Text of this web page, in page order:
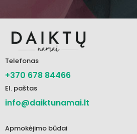
Telefonas
+370 678 84466
El. paštas
info@daiktunamai.lt
Apmokėjimo būdai